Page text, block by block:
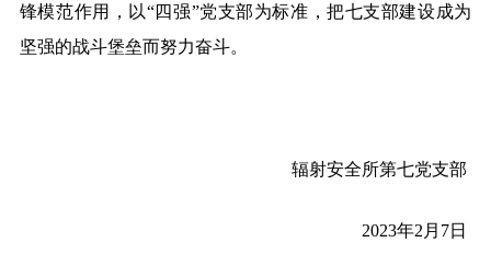
锋模范作用，以“四强”党支部为标准，把七支部建设成为
坚强的战斗堡垒而努力奋斗。
辐射安全所第七党支部
2023年2月7日